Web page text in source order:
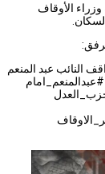
الأوقاف
الانعقاد الثالث 2023 كلمات ومواقف النائب عبد المنعم